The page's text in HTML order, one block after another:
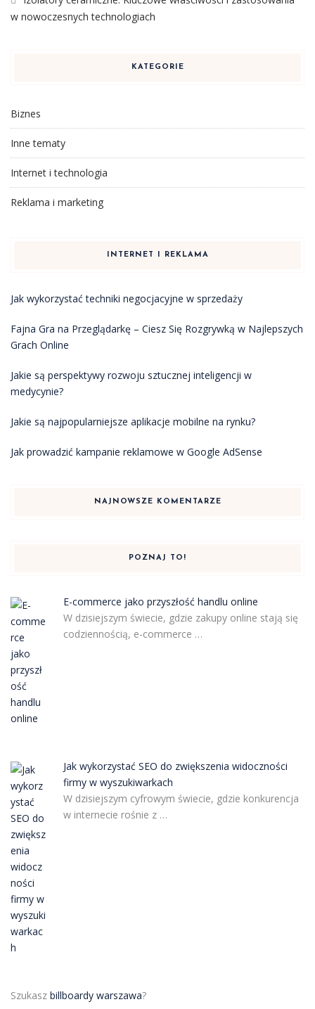
w nowoczesnych technologiach
KATEGORIE
Biznes
Inne tematy
Internet i technologia
Reklama i marketing
INTERNET I REKLAMA
Jak wykorzystać techniki negocjacyjne w sprzedaży
Fajna Gra na Przeglądarkę – Ciesz Się Rozgrywką w Najlepszych
Grach Online
Jakie są perspektywy rozwoju sztucznej inteligencji w
medycynie?
Jakie są najpopularniejsze aplikacje mobilne na rynku?
Jak prowadzić kampanie reklamowe w Google AdSense
NAJNOWSZE KOMENTARZE
POZNAJ TO!
E-commerce jako przyszłość handlu online
W dzisiejszym świecie, gdzie zakupy online stają się
codziennością, e-commerce …
Jak wykorzystać SEO do zwiększenia widoczności
firmy w wyszukiwarkach
W dzisiejszym cyfrowym świecie, gdzie konkurencja
w internecie rośnie z …
Szukasz billboardy warszawa?